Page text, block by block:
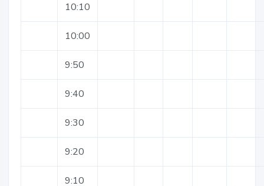
10:10
10:00
9:50
9:40
9:30
9:20
9:10